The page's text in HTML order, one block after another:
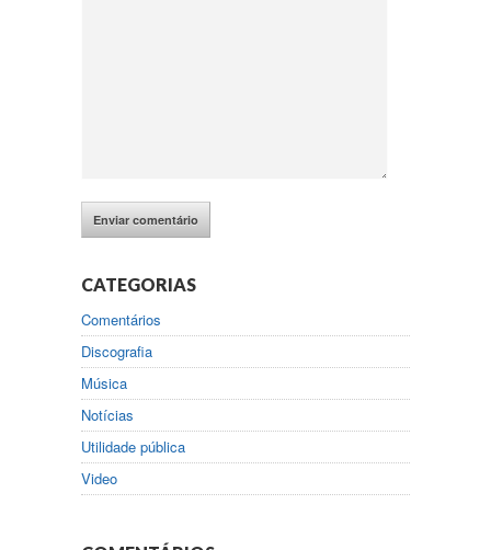
CATEGORIAS
Comentários
Discografia
Música
Notícias
Utilidade pública
Video